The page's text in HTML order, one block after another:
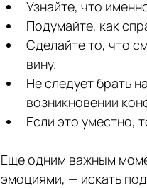
Узнайте, что
Подумайте, как
Сделайте то, что
вину.
Не следует брать
возникновении
Если это уместно,
Еще одним важным
эмоциями, — искать